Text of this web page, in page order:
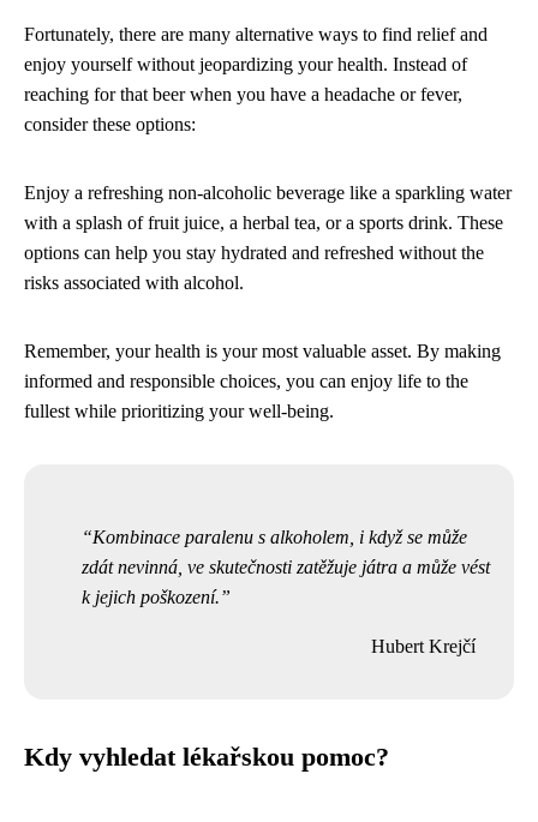
Fortunately, there are many alternative ways to find relief and
enjoy yourself without jeopardizing your health. Instead of
reaching for that beer when you have a headache or fever,
consider these options:
Enjoy a refreshing non-alcoholic beverage like a sparkling water
with a splash of fruit juice, a herbal tea, or a sports drink. These
options can help you stay hydrated and refreshed without the
risks associated with alcohol.
Remember, your health is your most valuable asset. By making
informed and responsible choices, you can enjoy life to the
fullest while prioritizing your well-being.
Kombinace paralenu s alkoholem, i když se může
zdát nevinná, ve skutečnosti zatěžuje játra a může vést
k jejich poškození.
Hubert Krejčí
Kdy vyhledat lékařskou pomoc?